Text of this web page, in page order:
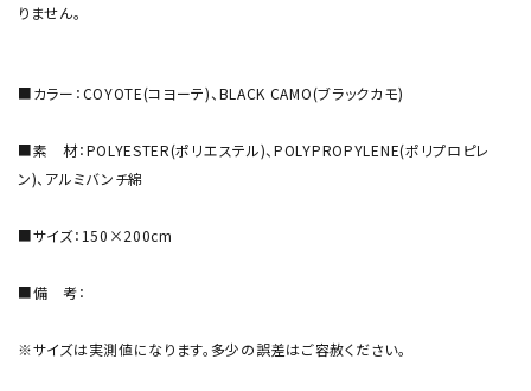
りません。
■カラー：COYOTE(コヨーテ)、BLACK CAMO(ブラックカモ)
■素 材：POLYESTER(ポリエステル)、POLYPROPYLENE(ポリプロピレ
ン)、アルミバンチ綿
■サイズ：150×200cm
■備 考：
※サイズは実測値になります。多少の誤差はご容赦ください。